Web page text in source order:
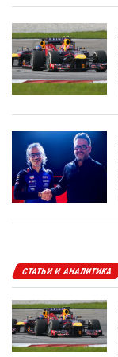
СТАТЬИ И АНАЛИТИКА